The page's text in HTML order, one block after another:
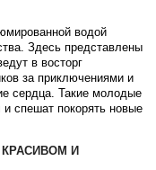
водой
Здесь представлены
в восторг
за приключениями и
сердца. Такие молодые
спешат покорять новые
КРАСИВОМ И